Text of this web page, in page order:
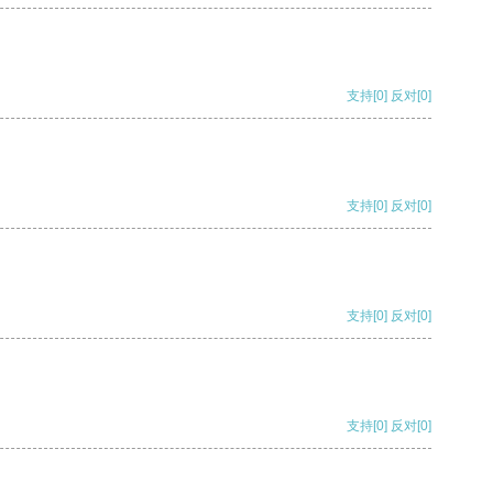
支持[0] 反对[0]
支持[0] 反对[0]
支持[0] 反对[0]
支持[0] 反对[0]